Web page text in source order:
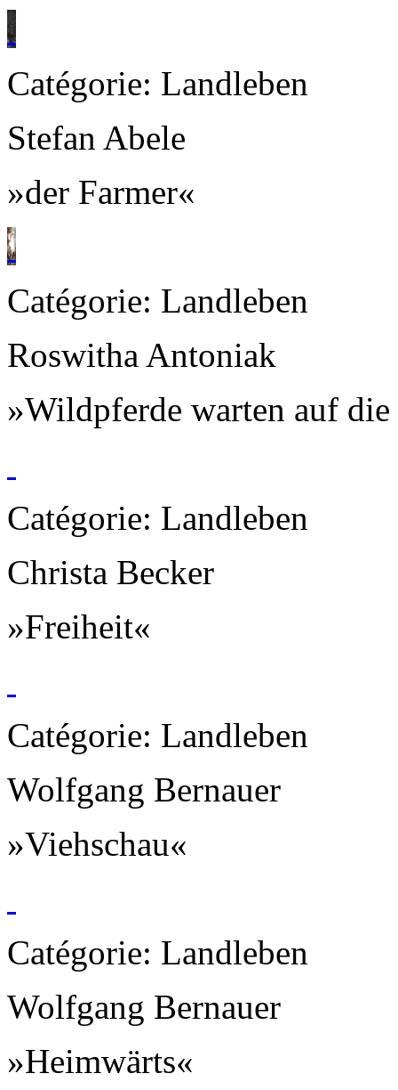
Catégorie: Landleben
Stefan Abele
»der Farmer«
Catégorie: Landleben
Roswitha Antoniak
»Wildpferde warten auf die
Catégorie: Landleben
Christa Becker
»Freiheit«
Catégorie: Landleben
Wolfgang Bernauer
»Viehschau«
Catégorie: Landleben
Wolfgang Bernauer
»Heimwärts«